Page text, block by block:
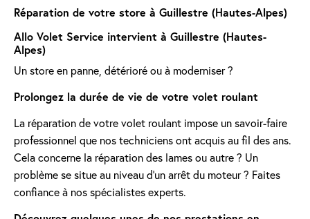
Réparation de votre store à Guillestre (Hautes-Alpes)
Allo Volet Service intervient à Guillestre (Hautes-
Alpes)
Un store en panne, détérioré ou à moderniser ?
Prolongez la durée de vie de votre volet roulant
La réparation de votre volet roulant impose un savoir-faire
professionnel que nos techniciens ont acquis au fil des ans.
Cela concerne la réparation des lames ou autre ? Un
problème se situe au niveau d'un arrêt du moteur ? Faites
confiance à nos spécialistes experts.